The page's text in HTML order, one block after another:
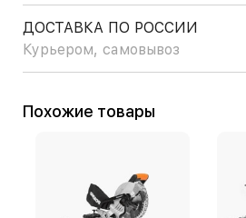
ДОСТАВКА ПО РОССИИ
Курьером, самовывоз
Похожие товары